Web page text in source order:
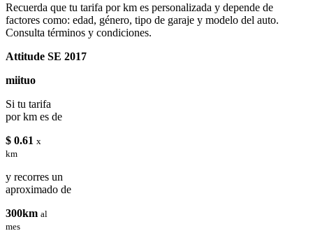
Recuerda que tu tarifa por km es personalizada y depende de
factores como: edad, género, tipo de garaje y modelo del auto.
Consulta términos y condiciones.
Attitude SE 2017
miituo
Si tu tarifa
por km es de
$ 0.61 x
km
y recorres un
aproximado de
300km al
mes